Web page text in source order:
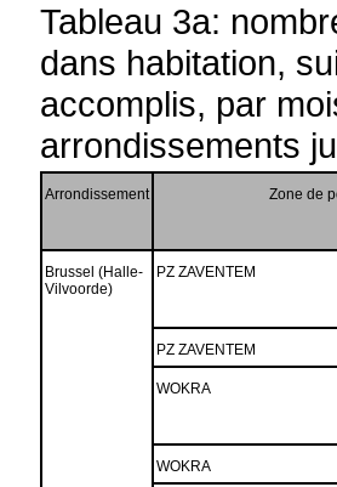
Tableau 3a:
dans habitation,
accomplis, par
arrondissements
Arrondissement Zone de
Brussel (Halle-
Vilvoorde)
PZ ZAVENTEM
PZ ZAVENTEM
WOKRA
WOKRA